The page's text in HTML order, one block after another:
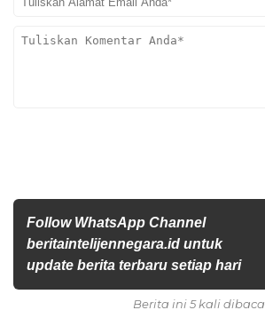
Follow WhatsApp Channel
beritaintelijennegara.id untuk
update berita terbaru setiap hari
Berita ini 5 kali dibaca